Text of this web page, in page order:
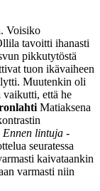
Voisiko
tavoitti ihanasti
pikkutytöstä
tuon ikävaiheen
Muutenkin oli
vaikutti, että he
Matiaksena
Ennen lintuja -
seuratessa
kaivataankin
varmasti niin